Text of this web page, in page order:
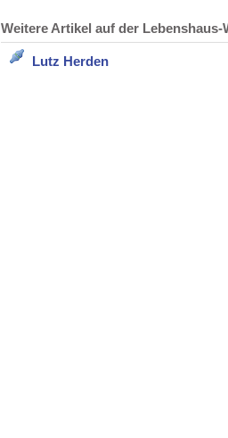
Weitere Artikel auf der
Lutz Herden